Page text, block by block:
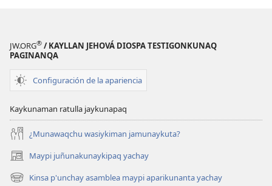
JW.ORG® / KAYLLAN JEHOVÁ DIOSPA TESTIGONKUNAQ
PAGINANQA
Configuración de la apariencia
Kaykunaman ratulla jaykunapaq
¿Munawaqchu wasiykiman jamunaykuta?
Maypi juñunakunaykipaq yachay
(abre
una Kinsa p'unchay asamblea maypi aparikunanta yachay
(abre